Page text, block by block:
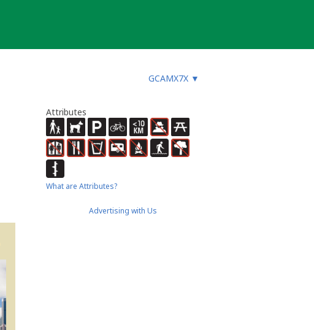
GCAMX7X ▼
Attributes
What are Attributes?
Advertising with Us